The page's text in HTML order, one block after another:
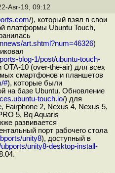
Авг-19, 09:12
/), который взял в свои
платформы Ubuntu Touch,
art.shtml?num=46326)
blog-1/post/ubuntu-touch-
10 (over-the-air) для всех
смартфонов и планшетов
#), которые были
на базе Ubuntu. Обновление
touch.io/) для
2, Nexus 4, Nexus 5,
5, Bq Aquaris
развивается
порт рабочего стола
unity8), доступный в
unity8-desktop-install-